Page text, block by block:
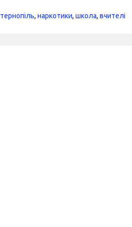
тернопіль,наркотики,школа,вчителі